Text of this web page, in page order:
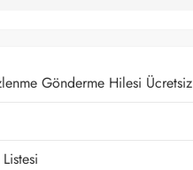
Gönderme Hilesi Ücretsiz